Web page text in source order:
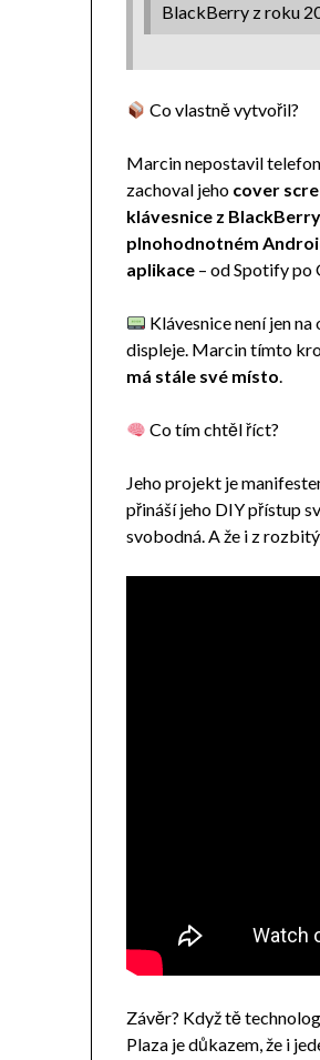
BlackBerry z roku
Co vlastně vytvořil?
Marcin nepostavil
zachoval jeho cover
klávesnice z BlackBerry
plnohodnotném
aplikace – od Spotify po
Klávesnice není jen
displeje. Marcin tímto
má stále své místo.
Co tím chtěl říct?
Jeho projekt je
přináší jeho DIY přístup
svobodná. A že i z
Závěr? Když tě
Plaza je důkazem, že i